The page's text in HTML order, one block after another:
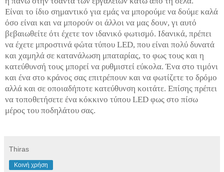
Είναι το ίδιο σημαντικό για εμάς να μπορούμε να δούμε καλά
όσο είναι και να μπορούν οι άλλοι να μας δουν, γι αυτό
βεβαιωθείτε ότι έχετε τον ιδανικό φωτισμό. Ιδανικά, πρέπει
να έχετε μπροστινά φώτα τύπου LED, που είναι πολύ δυνατά
και χαμηλά σε κατανάλωση μπαταρίας, το φως τους και η
κατεύθυνσή τους μπορεί να ρυθμιστεί εύκολα. Ένα στο τιμόνι
και ένα στο κράνος σας επιτρέπουν και να φωτίζετε το δρόμο
αλλά και σε οποιαδήποτε κατεύθυνση κοιτάτε. Επίσης πρέπει
να τοποθετήσετε ένα κόκκινο τύπου LED φως στο πίσω
μέρος του ποδηλάτου σας.
Thiras
Κοινή χρήση